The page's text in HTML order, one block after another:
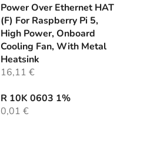
Power Over Ethernet HAT
(F) For Raspberry Pi 5,
High Power, Onboard
Cooling Fan, With Metal
Heatsink
16,11 €
R 10K 0603 1%
0,01 €